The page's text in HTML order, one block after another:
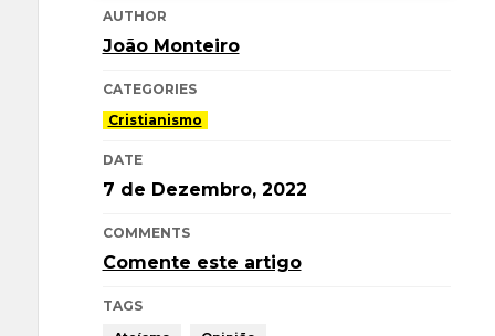
AUTHOR
João Monteiro
CATEGORIES
Cristianismo
DATE
7 de Dezembro, 2022
COMMENTS
Comente este artigo
TAGS